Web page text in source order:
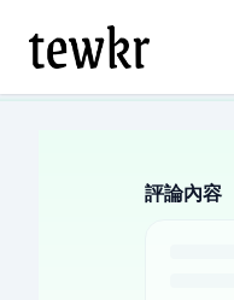
評論內容